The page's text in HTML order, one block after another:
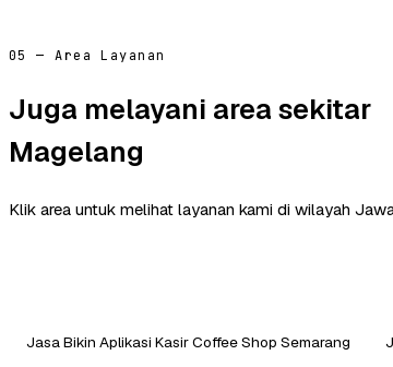
05 — Area Layanan
Juga melayani area sekitar
Magelang
Klik area untuk melihat layanan kami di wilayah
Jasa Bikin Aplikasi Kasir Coffee Shop Semarang